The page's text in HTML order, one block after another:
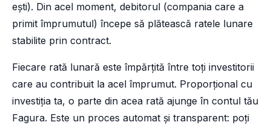
ești). Din acel moment, debitorul (compania care a
primit împrumutul) începe să plătească ratele lunare
stabilite prin contract.
Fiecare rată lunară este împărțită între toți investitorii
care au contribuit la acel împrumut. Proporțional cu
investiția ta, o parte din acea rată ajunge în contul tău
Fagura. Este un proces automat și transparent: poți